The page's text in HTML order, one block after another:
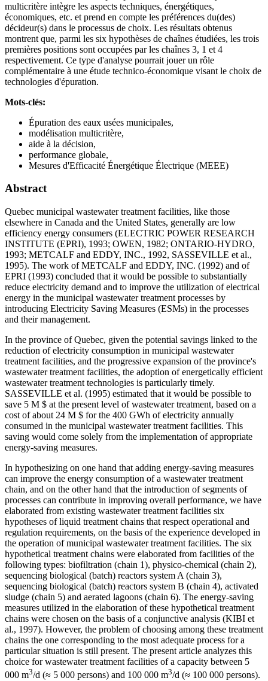
multicritère intègre les aspects techniques, énergétiques,
économiques, etc. et prend en compte les préférences du(des)
décideur(s) dans le processus de choix. Les résultats obtenus
montrent que, parmi les six hypothèses de chaînes étudiées, les trois
premières positions sont occupées par les chaînes 3, 1 et 4
respectivement. Ce type d'analyse pourrait jouer un rôle
complémentaire à une étude technico-économique visant le choix de
technologies d'épuration.
Mots-clés:
Épuration des eaux usées municipales,
modélisation multicritère,
aide à la décision,
performance globale,
Mesures d'Efficacité Énergétique Électrique (MEEE)
Abstract
Quebec municipal wastewater treatment facilities, like those
elsewhere in Canada and the United States, generally are low
efficiency energy consumers (ELECTRIC POWER RESEARCH
INSTITUTE (EPRI), 1993; OWEN, 1982; ONTARIO-HYDRO,
1993; METCALF and EDDY, INC., 1992, SASSEVILLE et al.,
1995). The work of METCALF and EDDY, INC. (1992) and of
EPRI (1993) concluded that it would be possible to substantially
reduce electricity demand and to improve the utilization of electrical
energy in the municipal wastewater treatment processes by
introducing Electricity Saving Measures (ESMs) in the processes
and their management.
In the province of Quebec, given the potential savings linked to the
reduction of electricity consumption in municipal wastewater
treatment facilities, and the progressive expansion of the province's
wastewater treatment facilities, the adoption of energetically efficient
wastewater treatment technologies is particularly timely.
SASSEVILLE et al. (1995) estimated that it would be possible to
save 5 M $ at the present level of wastewater treatment, based on a
cost of about 24 M $ for the 400 GWh of electricity annually
consumed in the municipal wastewater treatment facilities. This
saving would come solely from the implementation of appropriate
energy-saving measures.
In hypothesizing on one hand that adding energy-saving measures
can improve the energy consumption of a wastewater treatment
chain, and on the other hand that the introduction of segments of
processes can contribute in improving overall performance, we have
elaborated from existing wastewater treatment facilities six
hypotheses of liquid treatment chains that respect operational and
regulation requirements, on the basis of the experience developed in
the operation of municipal wastewater treatment facilities. The six
hypothetical treatment chains were elaborated from facilities of the
following types: biofiltration (chain 1), physico-chemical (chain 2),
sequencing biological (batch) reactors system A (chain 3),
sequencing biological (batch) reactors system B (chain 4), activated
sludge (chain 5) and aerated lagoons (chain 6). The energy-saving
measures utilized in the elaboration of these hypothetical treatment
chains were chosen on the basis of a conjunctive analysis (KIBI et
al., 1997). However, the problem of choosing among these treatment
chains the one corresponding to the most adequate process for a
particular situation is still present. The present article analyzes this
choice for wastewater treatment facilities of a capacity between 5
000 m3/d (≈ 5 000 persons) and 100 000 m3/d (≈ 100 000 persons).